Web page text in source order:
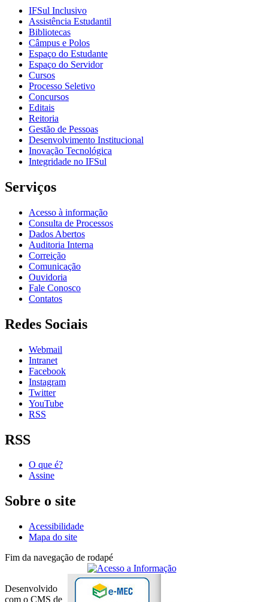
IFSul Inclusivo
Assistência Estudantil
Bibliotecas
Câmpus e Polos
Espaço do Estudante
Espaço do Servidor
Cursos
Processo Seletivo
Concursos
Editais
Reitoria
Gestão de Pessoas
Desenvolvimento Institucional
Inovação Tecnológica
Integridade no IFSul
Serviços
Acesso à informação
Consulta de Processos
Dados Abertos
Auditoria Interna
Correição
Comunicação
Ouvidoria
Fale Conosco
Contatos
Redes Sociais
Webmail
Intranet
Facebook
Instagram
Twitter
YouTube
RSS
RSS
O que é?
Assine
Sobre o site
Acessibilidade
Mapa do site
Fim da navegação de rodapé
Desenvolvido
com o CMS de